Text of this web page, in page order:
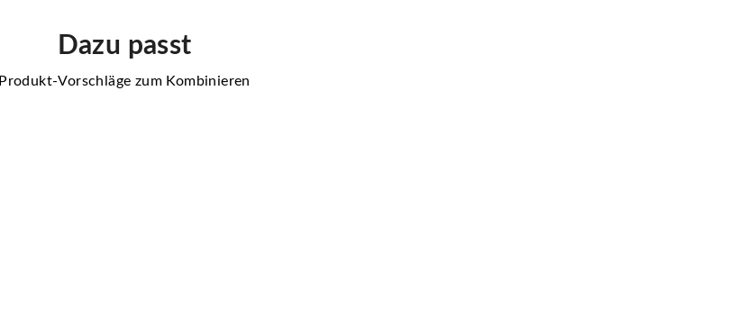
Dazu passt
Produkt-Vorschläge zum Kombinieren